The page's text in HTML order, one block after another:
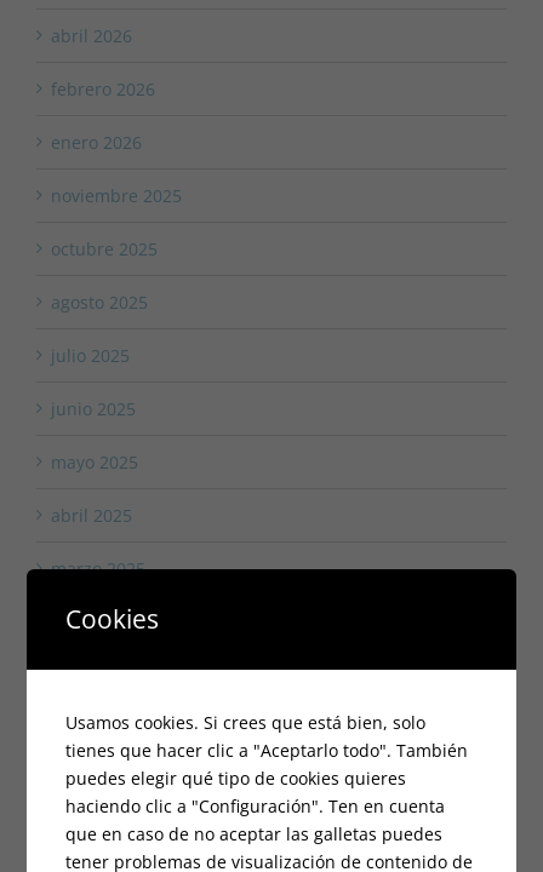
abril 2026
febrero 2026
enero 2026
noviembre 2025
octubre 2025
agosto 2025
julio 2025
junio 2025
mayo 2025
abril 2025
marzo 2025
febrero 2025
enero 2025
octubre 2024
septiembre 2024
agosto 2024
Cookies
Usamos cookies. Si crees que está bien, solo
tienes que hacer clic a "Aceptarlo todo". También
puedes elegir qué tipo de cookies quieres
haciendo clic a "Configuración". Ten en cuenta
que en caso de no aceptar las galletas puedes
tener problemas de visualización de contenido de